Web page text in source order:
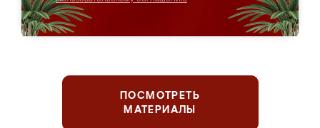
ПОСМОТРЕТЬ
МАТЕРИАЛЫ